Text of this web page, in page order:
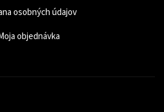
osobných údajov
objednávka